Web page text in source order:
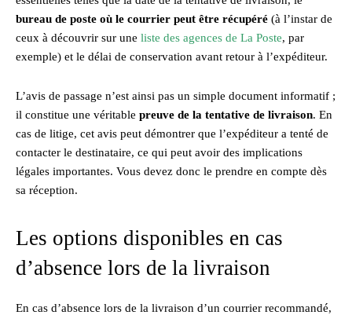
bureau de poste où le courrier peut être récupéré (à l’instar de
ceux à découvrir sur une liste des agences de La Poste, par
exemple) et le délai de conservation avant retour à l’expéditeur.
L’avis de passage n’est ainsi pas un simple document informatif ;
il constitue une véritable preuve de la tentative de livraison. En
cas de litige, cet avis peut démontrer que l’expéditeur a tenté de
contacter le destinataire, ce qui peut avoir des implications
légales importantes. Vous devez donc le prendre en compte dès
sa réception.
Les options disponibles en cas
d’absence lors de la livraison
En cas d’absence lors de la livraison d’un courrier recommandé,